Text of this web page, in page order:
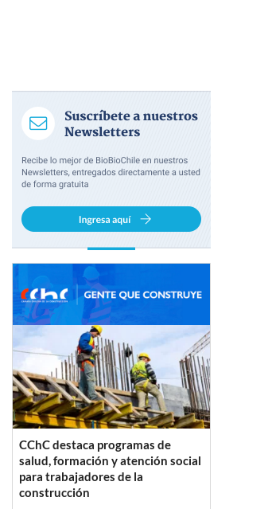
CChC destaca programas de
salud, formación y atención social
para trabajadores de la
construcción